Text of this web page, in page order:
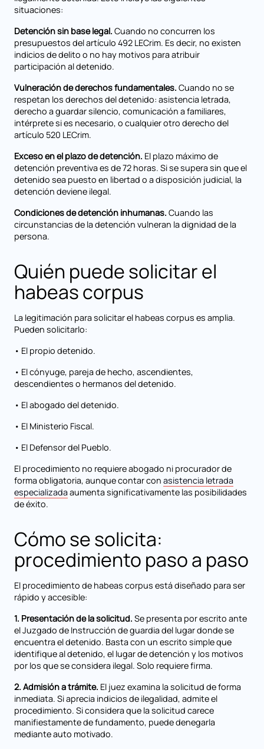
situaciones:
Detención sin base legal. Cuando no concurren los
presupuestos del artículo 492 LECrim. Es decir, no existen
indicios de delito o no hay motivos para atribuir
participación al detenido.
Vulneración de derechos fundamentales. Cuando no se
respetan los derechos del detenido: asistencia letrada,
derecho a guardar silencio, comunicación a familiares,
intérprete si es necesario, o cualquier otro derecho del
artículo 520 LECrim.
Exceso en el plazo de detención. El plazo máximo de
detención preventiva es de 72 horas. Si se supera sin que el
detenido sea puesto en libertad o a disposición judicial, la
detención deviene ilegal.
Condiciones de detención inhumanas. Cuando las
circunstancias de la detención vulneran la dignidad de la
persona.
Quién puede solicitar el
habeas corpus
La legitimación para solicitar el habeas corpus es amplia.
Pueden solicitarlo:
• El propio detenido.
• El cónyuge, pareja de hecho, ascendientes,
descendientes o hermanos del detenido.
• El abogado del detenido.
• El Ministerio Fiscal.
• El Defensor del Pueblo.
El procedimiento no requiere abogado ni procurador de
forma obligatoria, aunque contar con asistencia letrada
especializadaaumenta significativamente las posibilidades
de éxito.
Cómo se solicita:
procedimiento paso a paso
El procedimiento de habeas corpus está diseñado para ser
rápido y accesible:
1. Presentación de la solicitud. Se presenta por escrito ante
el Juzgado de Instrucción de guardia del lugar donde se
encuentra el detenido. Basta con un escrito simple que
identifique al detenido, el lugar de detención y los motivos
por los que se considera ilegal. Solo requiere firma.
2. Admisión a trámite. El juez examina la solicitud de forma
inmediata. Si aprecia indicios de ilegalidad, admite el
procedimiento. Si considera que la solicitud carece
manifiestamente de fundamento, puede denegarla
mediante auto motivado.